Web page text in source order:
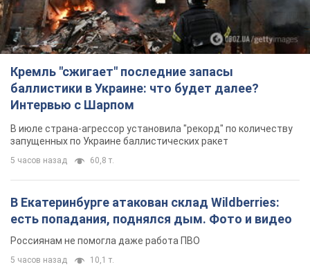
В Екатеринбурге атакован склад Wildberries:
есть попадания, поднялся дым. Фото и видео
Россиянам не помогла даже работа ПВО
5 часов назад 10,1 т.
"Замечательный отец": в сети рассказали о
мужчине, которого Россия убила ударом по
Броварам. Фото
Мужчину вспоминают как профессионала своего дела